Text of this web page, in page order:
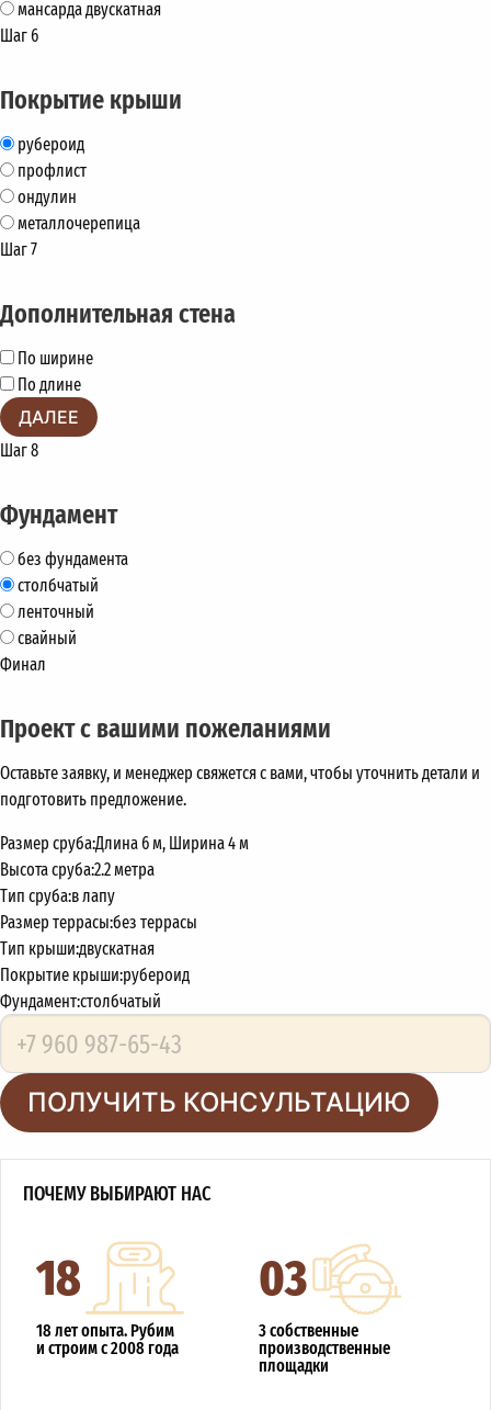
мансарда двускатная
Шаг 6
Покрытие крыши
рубероид
профлист
ондулин
металлочерепица
Шаг 7
Дополнительная стена
По ширине
По длине
ДАЛЕЕ
Шаг 8
Фундамент
без фундамента
столбчатый
ленточный
свайный
Финал
Проект с вашими пожеланиями
Оставьте заявку, и менеджер свяжется с вами, чтобы уточнить детали и
подготовить предложение.
Размер сруба:Длина 6 м, Ширина 4 м
Высота сруба:2.2 метра
Тип сруба:в лапу
Размер террасы:без террасы
Тип крыши:двускатная
Покрытие крыши:рубероид
Фундамент:столбчатый
ПОЛУЧИТЬ КОНСУЛЬТАЦИЮ
ПОЧЕМУ ВЫБИРАЮТ НАС
18
18 лет опыта. Рубим
и строим с 2008 года
03
3 собственные
производственные
площадки